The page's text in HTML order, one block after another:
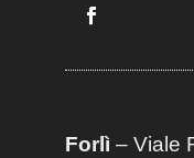
Forlì – Viale